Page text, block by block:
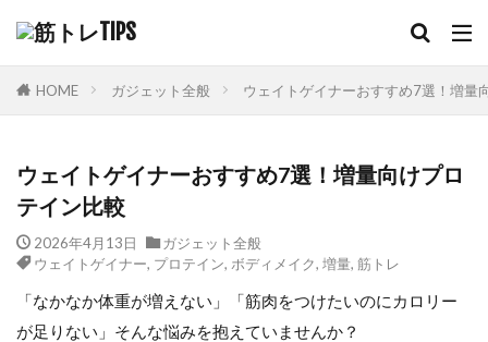
HOME ガジェット全般 ウェイトゲイナーおすすめ7選！増量
ウェイトゲイナーおすすめ7選！増量向けプロ
テイン比較
2026年4月13日
ガジェット全般
ウェイトゲイナー, プロテイン, ボディメイク, 増量, 筋トレ
「なかなか体重が増えない」「筋肉をつけたいのにカロリー
が足りない」そんな悩みを抱えていませんか？